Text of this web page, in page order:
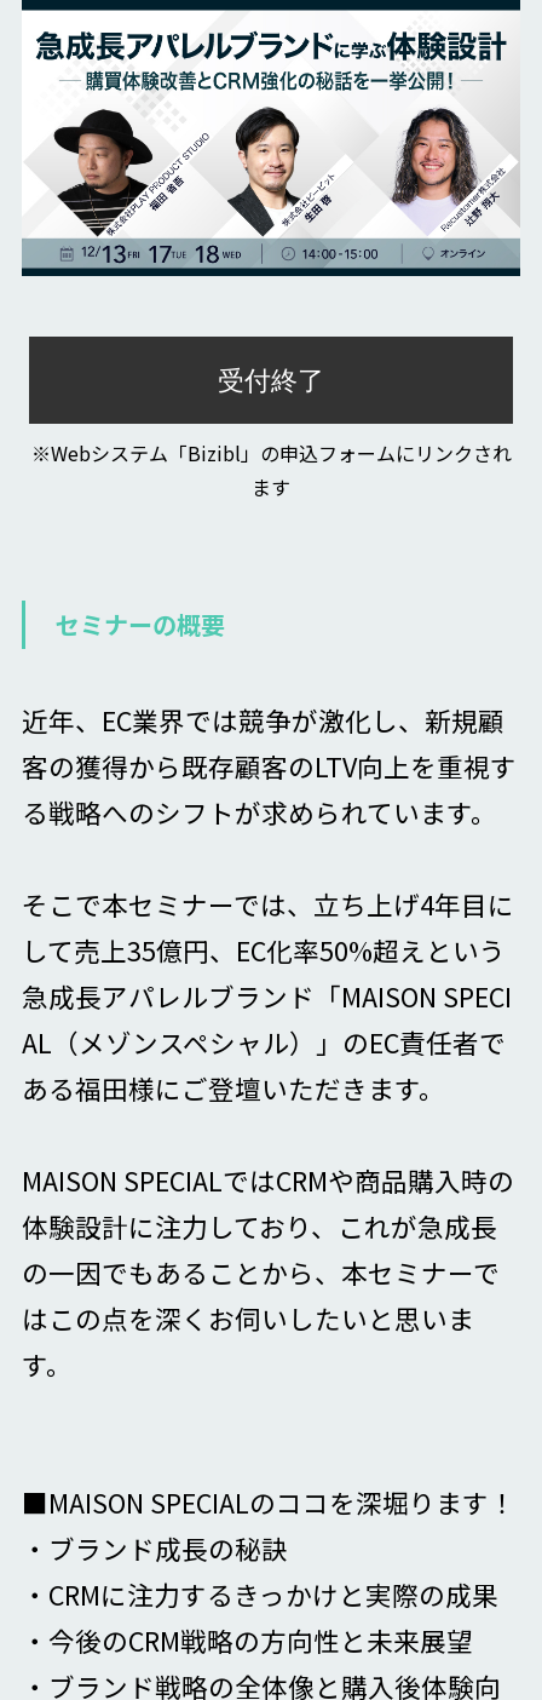
受付終了
※Webシステム「Bizibl」の申込フォームにリンクされ
ます
セミナーの概要
近年、EC業界では競争が激化し、新規顧
客の獲得から既存顧客のLTV向上を重視す
る戦略へのシフトが求められています。
そこで本セミナーでは、立ち上げ4年目に
して売上35億円、EC化率50%超えという
急成長アパレルブランド「MAISON SPECI
AL（メゾンスペシャル）」のEC責任者で
ある福田様にご登壇いただきます。
MAISON SPECIALではCRMや商品購入時の
体験設計に注力しており、これが急成長
の一因でもあることから、本セミナーで
はこの点を深くお伺いしたいと思いま
す。
■MAISON SPECIALのココを深堀ります！
・ブランド成長の秘訣
・CRMに注力するきっかけと実際の成果
・今後のCRM戦略の方向性と未来展望
・ブランド戦略の全体像と購入後体験向